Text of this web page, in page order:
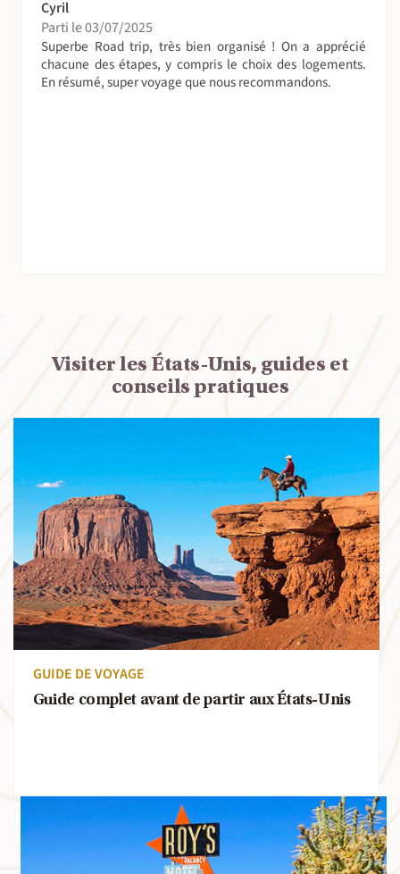
Cyril
Parti le 03/07/2025
Superbe Road trip, très bien organisé ! On a apprécié
chacune des étapes, y compris le choix des logements.
En résumé, super voyage que nous recommandons.
Visiter les États-Unis, guides et
conseils pratiques
GUIDE DE VOYAGE
Guide complet avant de partir aux États-Unis